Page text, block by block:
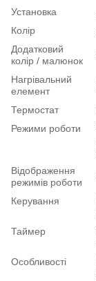
Установка
Колір
Додатковий
колір / малюнок
Нагрівальний
елемент
Термостат
Режими роботи
Відображення
режимів роботи
Керування
Таймер
Особливості